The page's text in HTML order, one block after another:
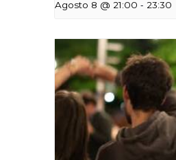
Agosto 8 @ 21:00 - 23:30